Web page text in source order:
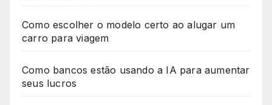
Como escolher o modelo certo ao alugar um
carro para viagem
Como bancos estão usando a IA para aumentar
seus lucros